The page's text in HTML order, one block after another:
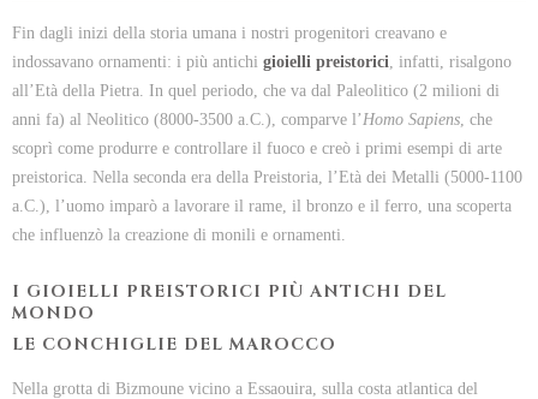
Fin dagli inizi della storia umana i nostri progenitori creavano e
indossavano ornamenti: i più antichi gioielli preistorici, infatti, risalgono
all’Età della Pietra. In quel periodo, che va dal Paleolitico (2 milioni di
anni fa) al Neolitico (8000-3500 a.C.), comparve l’Homo Sapiens, che
scoprì come produrre e controllare il fuoco e creò i primi esempi di arte
preistorica. Nella seconda era della Preistoria, l’Età dei Metalli (5000-1100
a.C.), l’uomo imparò a lavorare il rame, il bronzo e il ferro, una scoperta
che influenzò la creazione di monili e ornamenti.
I GIOIELLI PREISTORICI PIÙ ANTICHI DEL
MONDO
LE CONCHIGLIE DEL MAROCCO
Nella grotta di Bizmoune vicino a Essaouira, sulla costa atlantica del